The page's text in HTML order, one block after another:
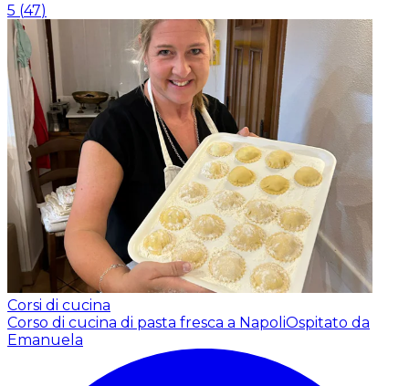
5 (47)
Corsi di cucina
Corso di cucina di pasta fresca a NapoliOspitato da
Emanuela